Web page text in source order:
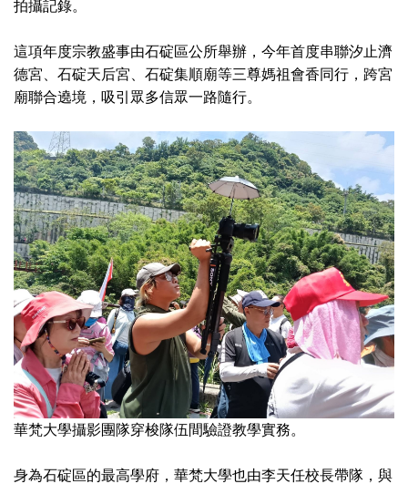
拍攝記錄。
這項年度宗教盛事由石碇區公所舉辦，今年首度串聯汐止濟
德宮、石碇天后宮、石碇集順廟等三尊媽祖會香同行 ， 跨宮
廟聯合遶境，吸引眾多信眾一路隨行。
華梵大學攝影團隊穿梭隊伍間驗證教學實務。
身為石碇區的最高學府，華梵大學也由李天任校長帶隊，與